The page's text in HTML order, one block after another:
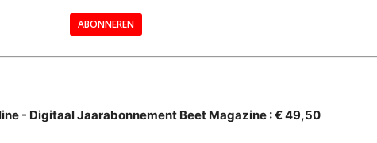
ABONNEREN
- Digitaal Jaarabonnement Beet Magazine : € 49,50